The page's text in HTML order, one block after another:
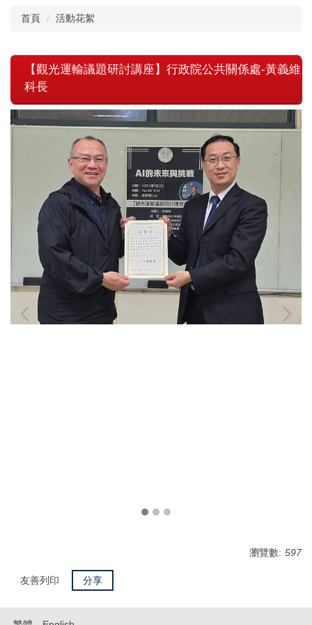
首頁 活動花絮
【觀光運輸議題研討講座】行政院公共關係處-黃義維
科長
瀏覽數: 597
友善列印 分享